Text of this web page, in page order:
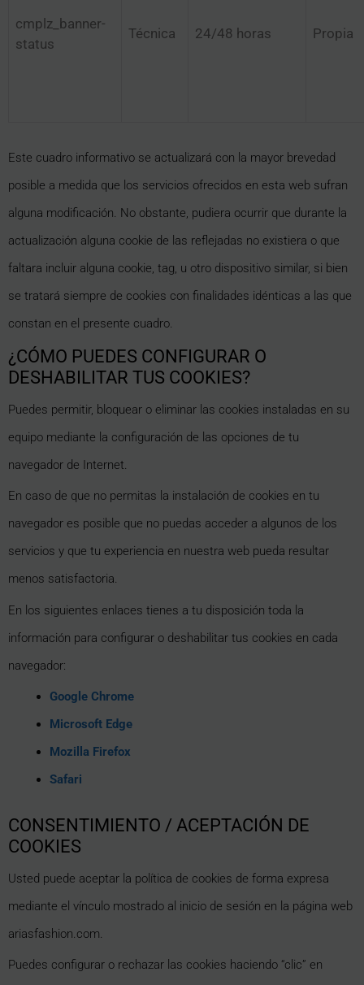
cmplz_banner-
status
Técnica 24/48 horas Propia
Este cuadro informativo se actualizará con la mayor brevedad
posible a medida que los servicios ofrecidos en esta web sufran
alguna modificación. No obstante, pudiera ocurrir que durante la
actualización alguna cookie de las reflejadas no existiera o que
faltara incluir alguna cookie, tag, u otro dispositivo similar, si bien
se tratará siempre de cookies con finalidades idénticas a las que
constan en el presente cuadro.
¿CÓMO PUEDES CONFIGURAR O
DESHABILITAR TUS COOKIES?
Puedes permitir, bloquear o eliminar las cookies instaladas en su
equipo mediante la configuración de las opciones de tu
navegador de Internet.
En caso de que no permitas la instalación de cookies en tu
navegador es posible que no puedas acceder a algunos de los
servicios y que tu experiencia en nuestra web pueda resultar
menos satisfactoria.
En los siguientes enlaces tienes a tu disposición toda la
información para configurar o deshabilitar tus cookies en cada
navegador:
Google Chrome
Microsoft Edge
Mozilla Firefox
Safari
CONSENTIMIENTO / ACEPTACIÓN DE
COOKIES
Usted puede aceptar la política de cookies de forma expresa
mediante el vínculo mostrado al inicio de sesión en la página web
ariasfashion.com.
Puedes configurar o rechazar las cookies haciendo “clic” en